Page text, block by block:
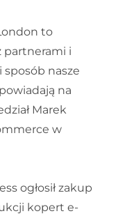
to
partnerami i
nasze
na
Marek
w
ogłosił zakup
kopert e-